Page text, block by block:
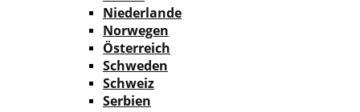
Niederlande
Norwegen
Österreich
Schweden
Schweiz
Serbien